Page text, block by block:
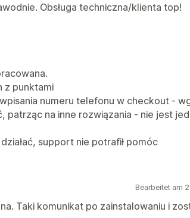
Obsługa techniczna/klienta top!
z punktami
numeru telefonu w checkout -
patrząc na inne rozwiązania - nie jest
support nie potrafił pomóc
Bearbeitet am
Taki komunikat po zainstalowaniu i